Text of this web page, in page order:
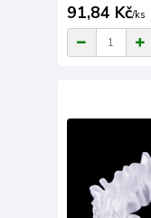
91,84 Kč/ks